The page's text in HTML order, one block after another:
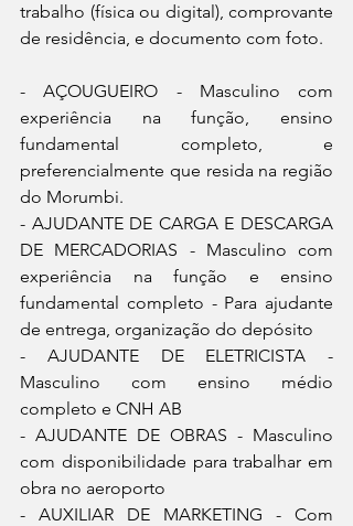
trabalho (física ou digital), comprovante
de residência, e documento com foto.
- AÇOUGUEIRO - Masculino com
experiência na função, ensino
fundamental completo, e
preferencialmente que resida na região
do Morumbi.
- AJUDANTE DE CARGA E DESCARGA
DE MERCADORIAS - Masculino com
experiência na função e ensino
fundamental completo - Para ajudante
de entrega, organização do depósito
- AJUDANTE DE ELETRICISTA -
Masculino com ensino médio
completo e CNH AB
- AJUDANTE DE OBRAS - Masculino
com disponibilidade para trabalhar em
obra no aeroporto
- AUXILIAR DE MARKETING - Com